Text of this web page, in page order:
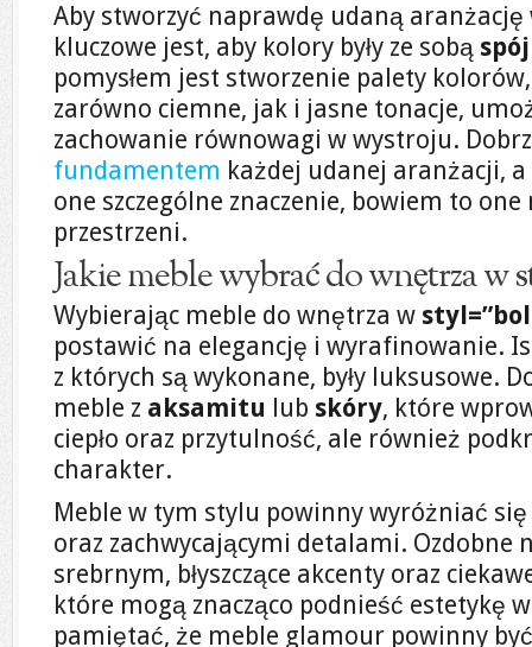
Aby stworzyć naprawdę udaną
kluczowe jest, aby kolory były ze sobą
pomysłem jest stworzenie palety
zarówno ciemne, jak i jasne tonacje,
zachowanie równowagi w wystroju.
fundamentem każdej udanej aranżacji,
one szczególne znaczenie, bowiem to
przestrzeni.
Jakie meble wybrać do wnętrza w
Wybierając meble do wnętrza w
postawić na elegancję i wyrafinowanie.
z których są wykonane, były luksusowe.
meble z aksamitu lub skóry, które
ciepło oraz przytulność, ale również
charakter.
Meble w tym stylu powinny wyróżniać się
oraz zachwycającymi detalami. Ozdobne
srebrnym, błyszczące akcenty oraz
które mogą znacząco podnieść estetykę
pamiętać, że meble glamour powinny